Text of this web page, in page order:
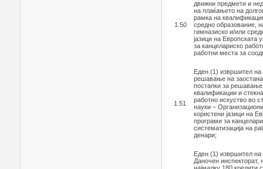
1.50
движни предмети и
на плаќањето на
рамка на
средно образование,
гимназиско и/или
јазици на Европската
за канцелариско
работни места за
1.51
Еден (1) извршител
решавање на
постапки за
квалификации и
работно искуство во
науки –
користени јазици на
програми за
систематизација на
денари;
Еден (1) извршител на
Даночен